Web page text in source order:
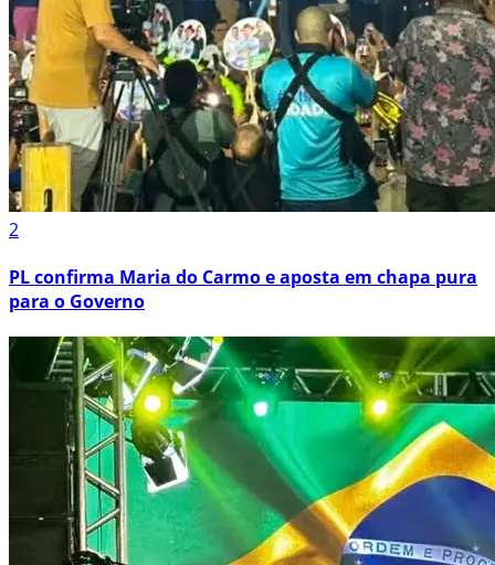
2
PL confirma Maria do Carmo e aposta em chapa pura
para o Governo